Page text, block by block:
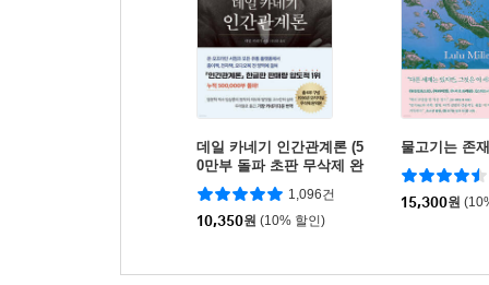
데일 카네기 인간관계론 (5
0만부 돌파 초판 무삭제 완
역본)
1,096건
10,350원 (10% 할인)
물고기는 존
15,300원